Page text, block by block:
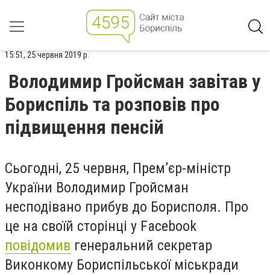
15:51, 25 червня 2019 р.
Володимир Гройсман завітав у
Бориспіль та розповів про
підвищення пенсій
Сьогодні, 25 червня, Прем’єр-міністр
України Володимир Гройсман
несподівано прибув до Борисполя. Про
це на своїй сторінці у Facebook
повідомив генеральний секретар
Виконкому Бориспільської міськради